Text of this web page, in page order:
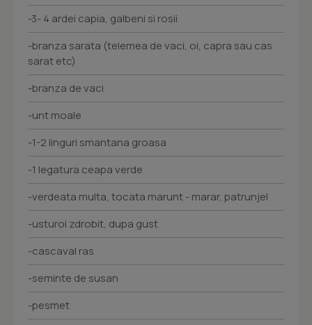
-3- 4 ardei capia, galbeni si rosii
-branza sarata (telemea de vaci, oi, capra sau cas
sarat etc)
-branza de vaci
-unt moale
-1-2 linguri smantana groasa
-1 legatura ceapa verde
-verdeata multa, tocata marunt - marar, patrunjel
-usturoi zdrobit, dupa gust
-cascaval ras
-seminte de susan
-pesmet